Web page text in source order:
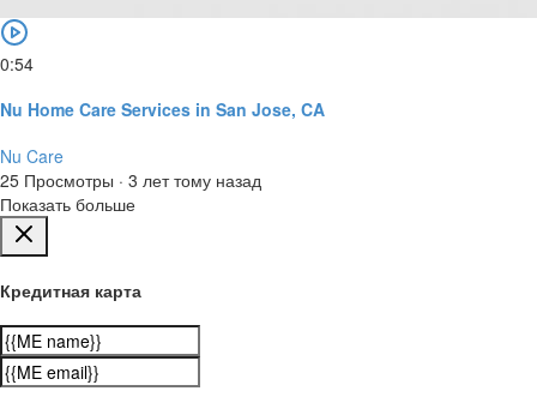
0:54
Nu Home Care Services in San Jose, CA
Nu Care
25 Просмотры · 3 лет тому назад
Показать больше
Кредитная карта